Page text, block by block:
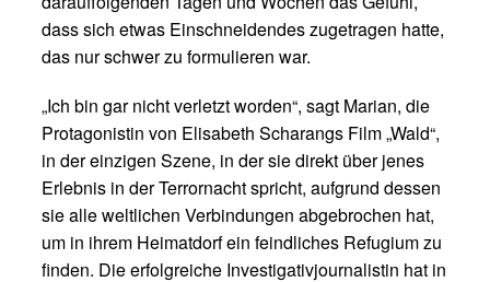
dass sich etwas Einschneidendes zugetragen hatte,
das nur schwer zu formulieren war.
„Ich bin gar nicht verletzt worden“, sagt Marian, die
Protagonistin von Elisabeth Scharangs Film „Wald“,
in der einzigen Szene, in der sie direkt über jenes
Erlebnis in der Terrornacht spricht, aufgrund dessen
sie alle weltlichen Verbindungen abgebrochen hat,
um in ihrem Heimatdorf ein feindliches Refugium zu
finden. Die erfolgreiche Investigativjournalistin hat in